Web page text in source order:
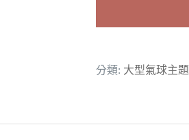
數
分類: 大型氣球主題